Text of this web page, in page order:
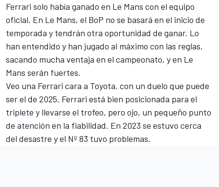
Ferrari solo había ganado en Le Mans con el equipo
oficial. En Le Mans, el BoP no se basará en el inicio de
temporada y tendrán otra oportunidad de ganar. Lo
han entendido y han jugado al máximo con las reglas,
sacando mucha ventaja en el campeonato, y en Le
Mans serán fuertes.
Veo una Ferrari cara a Toyota, con un duelo que puede
ser el de 2025. Ferrari está bien posicionada para el
triplete y llevarse el trofeo, pero ojo, un pequeño punto
de atención en la fiabilidad. En 2023 se estuvo cerca
del desastre y el Nº 83 tuvo problemas.